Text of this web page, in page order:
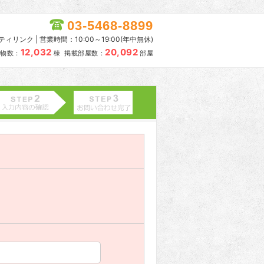
03-5468-8899
ィリンク | 営業時間：10:00～19:00(年中無休)
数： 12,032 棟 掲載部屋数： 20,092 部屋